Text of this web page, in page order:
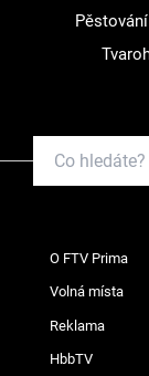
O FTV Prima
Volná místa
Reklama
HbbTV